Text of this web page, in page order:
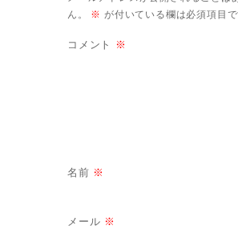
ん。
※ が付いている欄は必須項目で
コメント ※
名前 ※
メール ※